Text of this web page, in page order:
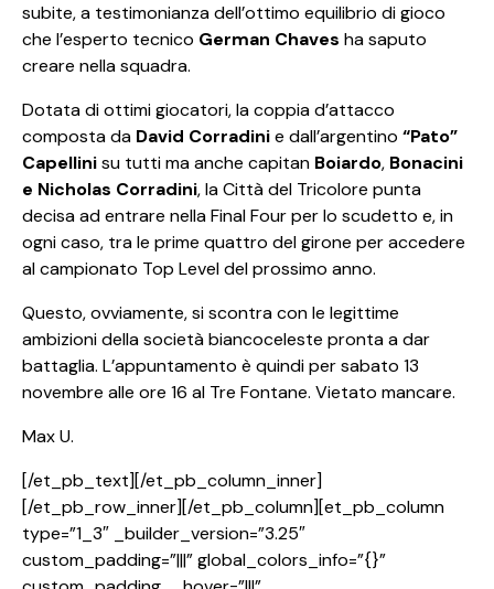
subite, a testimonianza dell’ottimo equilibrio di gioco
che l’esperto tecnico German Chaves ha saputo
creare nella squadra.
Dotata di ottimi giocatori, la coppia d’attacco
composta da David Corradinie dall’argentino “Pato”
Capellinisu tutti ma anche capitan Boiardo, Bonacini
e Nicholas Corradini, la Città del Tricolore punta
decisa ad entrare nella Final Four per lo scudetto e, in
ogni caso, tra le prime quattro del girone per accedere
al campionato Top Level del prossimo anno.
Questo, ovviamente, si scontra con le legittime
ambizioni della società biancoceleste pronta a dar
battaglia. L’appuntamento è quindi per sabato 13
novembre alle ore 16 al Tre Fontane. Vietato mancare.
Max U.
[/et_pb_text][/et_pb_column_inner]
[/et_pb_row_inner][/et_pb_column][et_pb_column
type=”1_3″ _builder_version=”3.25″
custom_padding=”|||” global_colors_info=”{}”